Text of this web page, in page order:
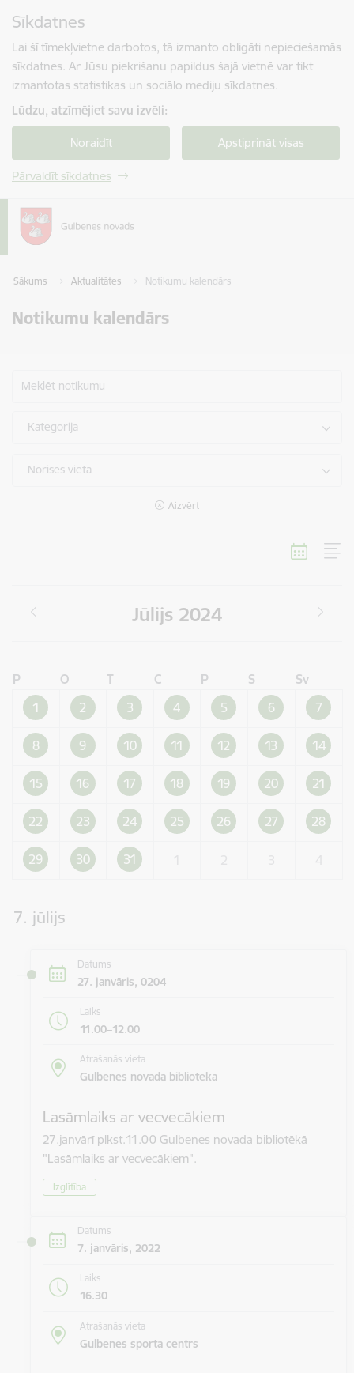
Sīkdatnes
Lai šī tīmekļvietne darbotos, tā izmanto obligāti nepieciešamās
sīkdatnes. Ar Jūsu piekrišanu papildus šajā vietnē var tikt
izmantotas statistikas un sociālo mediju sīkdatnes.
Lūdzu, atzīmējiet savu izvēli:
Noraidīt Apstiprināt visas
Pārvaldīt sīkdatnes
Sākums Aktualitātes Notikumu kalendārs
Notikumu kalendārs
Meklēt notikumu
Kategorija
Norises vieta
Aizvērt
Jūlijs 2024
P O T C P S
Sv
1
2 3 4 5 6 7
8 9 10 11 12 13 14
15 16 17 18 19 20 21
22 23 24 25 26 27 28
29 30 31
7. jūlijs
Datums
27. janvāris, 0204
Laiks
11.00–12.00
Atrašanās vieta
Gulbenes novada bibliotēka
Lasāmlaiks ar vecvecākiem
27.janvārī plkst.11.00 Gulbenes novada bibliotēkā
"Lasāmlaiks ar vecvecākiem".
Izglītība
Datums
7. janvāris, 2022
Laiks
16.30
Atrašanās vieta
Gulbenes sporta centrs